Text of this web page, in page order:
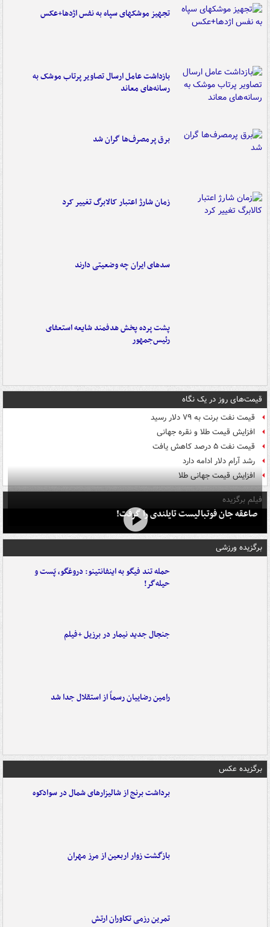
تجهیز موشکهای سپاه به نفس اژدها+عکس
بازداشت عامل ارسال تصاویر پرتاب موشک به
رسانه‌های معاند
برق پرمصرف‌ها گران شد
زمان شارژ اعتبار کالابرگ تغییر کرد
سدهای ایران چه وضعیتی دارند
پشت پرده پخش هدفمند شایعه استعفای
رئیس‌جمهور
قیمت‌های روز در یک نگاه
قیمت نفت برنت به ۷۹ دلار رسید
افزایش قیمت طلا و نقره جهانی
قیمت نفت ۵ درصد کاهش یافت
رشد آرام دلار ادامه دارد
افزایش قیمت جهانی طلا
فیلم برگزیده
صاعقه جان فوتبالیست تایلندی را گرفت!
برگزیده ورزشی
حمله تند فیگو به اینفانتینو: دروغگو، پَست‌ و
حیله‌گر!
جنجال جدید نیمار در برزیل +فیلم
رامین رضاییان رسماً از استقلال جدا شد
برگزیده عکس
برداشت برنج از شالیزارهای شمال در سوادکوه
بازگشت زوار اربعین از مرز مهران
تمرین رزمی تکاوران ارتش